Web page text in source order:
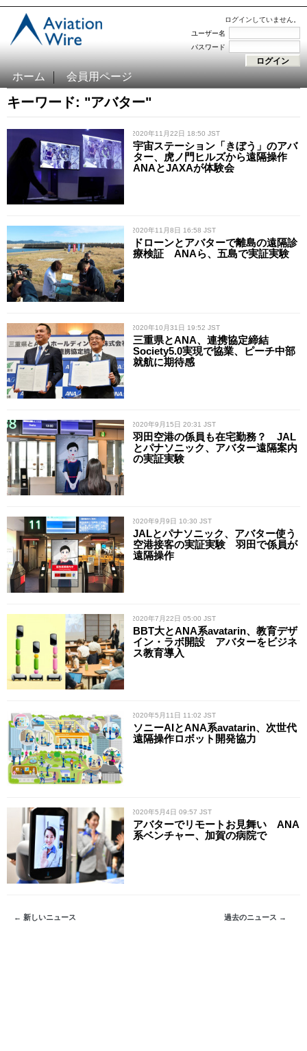
ログインしていません。
ユーザー名
パスワード
ホーム 会員用ページ
キーワード: "アバター"
/ 2020年11月22日 18:50 JST
宇宙ステーション「きぼう」のアバ
ター、虎ノ門ヒルズから遠隔操作
ANAとJAXAが体験会
/ 2020年11月8日 16:58 JST
ドローンとアバターで離島の遠隔診
療検証 ANAら、五島で実証実験
/ 2020年10月31日 19:52 JST
三重県とANA、連携協定締結
Society5.0実現で協業、ピーチ中部
就航に期待感
/ 2020年9月15日 20:31 JST
羽田空港の係員も在宅勤務？ JAL
とパナソニック、アバター遠隔案内
の実証実験
/ 2020年9月9日 10:30 JST
JALとパナソニック、アバター使う
空港接客の実証実験 羽田で係員が
遠隔操作
/ 2020年7月22日 05:00 JST
BBT大とANA系avatarin、教育デザ
イン・ラボ開設 アバターをビジネ
ス教育導入
/ 2020年5月11日 11:02 JST
ソニーAIとANA系avatarin、次世代
遠隔操作ロボット開発協力
/ 2020年5月4日 09:57 JST
アバターでリモートお見舞い ANA
系ベンチャー、加賀の病院で
← 新しいニュース 過去のニュース →